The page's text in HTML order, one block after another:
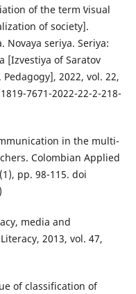
of the term ʽvisual
of society].
Novaya seriya. Seriya:
[Izvestiya of Saratov
2022, vol. 22,
7671-2022-22-2-218-
in the multi-
Colombian Applied
pp. 98-115. doi
media and
2013, vol. 47,
of classification of